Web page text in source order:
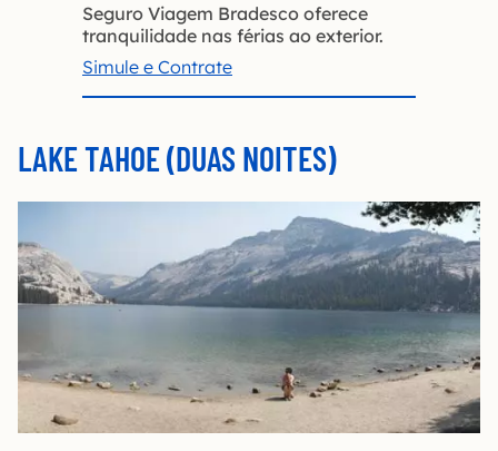
Seguro Viagem Bradesco oferece
tranquilidade nas férias ao exterior.
Simule e Contrate
LAKE TAHOE (DUAS NOITES)